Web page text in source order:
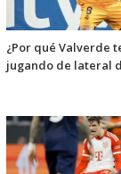
¿Por qué Valverde
jugando de lateral